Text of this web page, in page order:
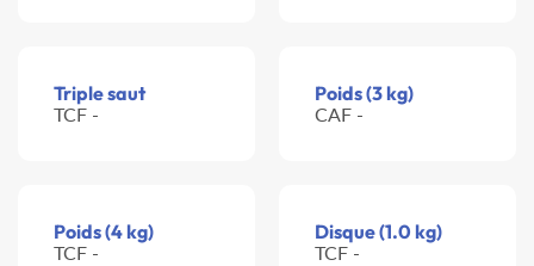
Triple saut
TCF -
Poids (3 kg)
CAF -
Poids (4 kg)
TCF -
Disque (1.0 kg)
TCF -